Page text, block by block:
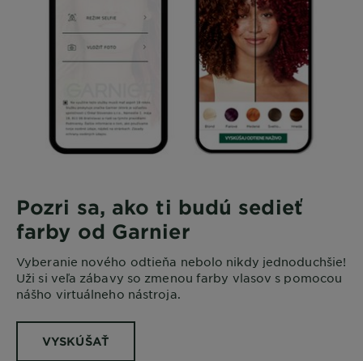
Pozri sa, ako ti budú sedieť
farby od Garnier
Vyberanie nového odtieňa nebolo nikdy jednoduchšie!
Uži si veľa zábavy so zmenou farby vlasov s pomocou
nášho virtuálneho nástroja.
VYSKÚŠAŤ